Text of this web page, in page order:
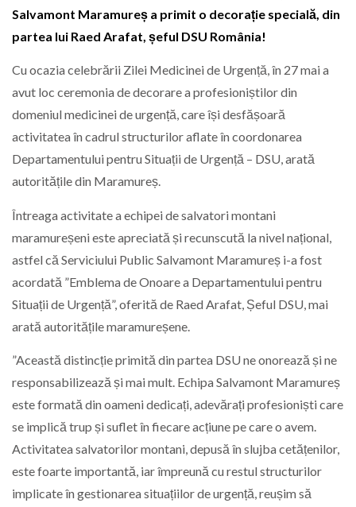
Salvamont Maramureș a primit o decorație specială, din
partea lui Raed Arafat, șeful DSU România!
Cu ocazia celebrării Zilei Medicinei de Urgență, în 27 mai a
avut loc ceremonia de decorare a profesioniștilor din
domeniul medicinei de urgență, care își desfășoară
activitatea în cadrul structurilor aflate în coordonarea
Departamentului pentru Situații de Urgență – DSU, arată
autoritățile din Maramureș.
Întreaga activitate a echipei de salvatori montani
maramureșeni este apreciată și recunscută la nivel național,
astfel că Serviciului Public Salvamont Maramureș i-a fost
acordată ”Emblema de Onoare a Departamentului pentru
Situații de Urgență”, oferită de Raed Arafat, Șeful DSU, mai
arată autoritățile maramureșene.
”Această distincție primită din partea DSU ne onorează și ne
responsabilizează și mai mult. Echipa Salvamont Maramureș
este formată din oameni dedicați, adevărați profesioniști care
se implică trup și suflet în fiecare acțiune pe care o avem.
Activitatea salvatorilor montani, depusă în slujba cetățenilor,
este foarte importantă, iar împreună cu restul structurilor
implicate în gestionarea situațiilor de urgență, reușim să